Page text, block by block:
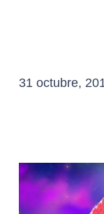
31 octubre,